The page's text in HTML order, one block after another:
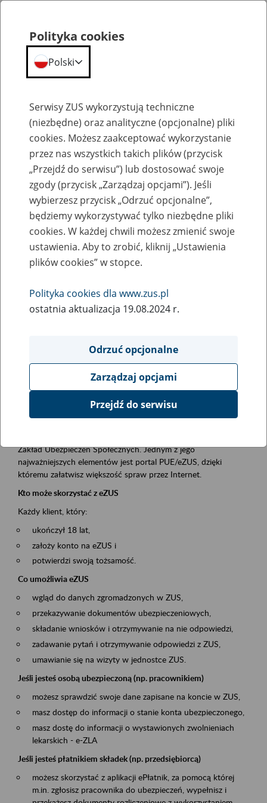
Szkolenia
Zaproś ZUS do siebie - zakładanie profili
eZUS w siedzibie Twojej firmy
Rodzaj wydarzenia
Szkolenia
Obszar merytoryczny
obsługa klientów
Opis wydarzenia
Platforma Usług Elektronicznych ZUS eZUS
Zakład Ubezpieczeń Społecznych. Jednym z jego
najważniejszych elementów jest portal PUE/eZUS, dzięki
któremu załatwisz większość spraw przez Internet.
Kto może skorzystać z eZUS
Każdy klient, który:
ukończył 18 lat,
założy konto na eZUS i
potwierdzi swoją tożsamość.
Co umożliwia eZUS
wgląd do danych zgromadzonych w ZUS,
przekazywanie dokumentów ubezpieczeniowych,
składanie wniosków i otrzymywanie na nie odpowiedzi,
zadawanie pytań i otrzymywanie odpowiedzi z ZUS,
umawianie się na wizyty w jednostce ZUS.
Jeśli jesteś osobą ubezpieczoną (np. pracownikiem)
możesz sprawdzić swoje dane zapisane na koncie w ZUS,
masz dostęp do informacji o stanie konta ubezpieczonego,
masz dostę do informacji o wystawionych zwolnieniach
lekarskich - e-ZLA
Jeśli jesteś płatnikiem składek (np. przedsiębiorcą)
możesz skorzystać z aplikacji ePłatnik, za pomocą której
m.in. zgłosisz pracownika do ubezpieczeń, wypełnisz i
Polityka cookies
Polski
Serwisy ZUS wykorzystują techniczne
(niezbędne) oraz analityczne (opcjonalne) pliki
cookies. Możesz zaakceptować wykorzystanie
przez nas wszystkich takich plików (przycisk
„Przejdź do serwisu”) lub dostosować swoje
zgody (przycisk „Zarządzaj opcjami”). Jeśli
wybierzesz przycisk „Odrzuć opcjonalne”,
będziemy wykorzystywać tylko niezbędne pliki
cookies. W każdej chwili możesz zmienić swoje
ustawienia. Aby to zrobić, kliknij „Ustawienia
plików cookies” w stopce.
Polityka cookies dla www.zus.pl
ostatnia aktualizacja 19.08.2024 r.
Odrzuć opcjonalne
Zarządzaj opcjami
Przejdź do serwisu